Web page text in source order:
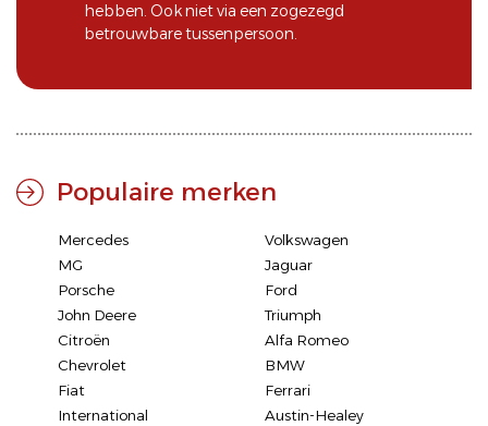
hebben. Ook niet via een zogezegd
betrouwbare tussenpersoon.
Populaire merken
Mercedes
Volkswagen
MG
Jaguar
Porsche
Ford
John Deere
Triumph
Citroën
Alfa Romeo
Chevrolet
BMW
Fiat
Ferrari
International
Austin-Healey